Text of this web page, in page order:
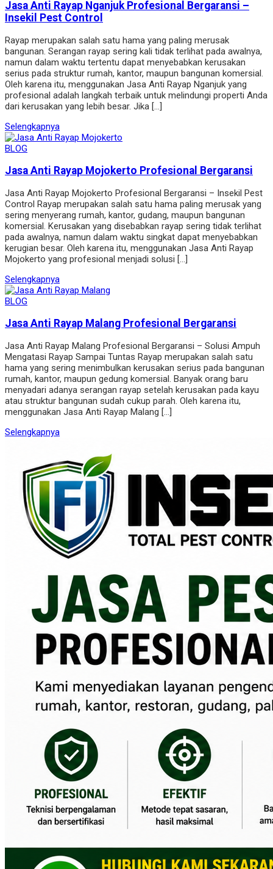
Jasa Anti Rayap Nganjuk Profesional Bergaransi –
Insekil Pest Control
Rayap merupakan salah satu hama yang paling merusak
bangunan. Serangan rayap sering kali tidak terlihat pada awalnya,
namun dalam waktu tertentu dapat menyebabkan kerusakan
serius pada struktur rumah, kantor, maupun bangunan komersial.
Oleh karena itu, menggunakan Jasa Anti Rayap Nganjuk yang
profesional adalah langkah terbaik untuk melindungi properti Anda
dari kerusakan yang lebih besar. Jika […]
Selengkapnya
BLOG
Jasa Anti Rayap Mojokerto Profesional Bergaransi
Jasa Anti Rayap Mojokerto Profesional Bergaransi – Insekil Pest
Control Rayap merupakan salah satu hama paling merusak yang
sering menyerang rumah, kantor, gudang, maupun bangunan
komersial. Kerusakan yang disebabkan rayap sering tidak terlihat
pada awalnya, namun dalam waktu singkat dapat menyebabkan
kerugian besar. Oleh karena itu, menggunakan Jasa Anti Rayap
Mojokerto yang profesional menjadi solusi […]
Selengkapnya
BLOG
Jasa Anti Rayap Malang Profesional Bergaransi
Jasa Anti Rayap Malang Profesional Bergaransi – Solusi Ampuh
Mengatasi Rayap Sampai Tuntas Rayap merupakan salah satu
hama yang sering menimbulkan kerusakan serius pada bangunan
rumah, kantor, maupun gedung komersial. Banyak orang baru
menyadari adanya serangan rayap setelah kerusakan pada kayu
atau struktur bangunan sudah cukup parah. Oleh karena itu,
menggunakan Jasa Anti Rayap Malang […]
Selengkapnya